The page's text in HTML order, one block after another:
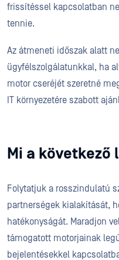
frissítéssel kapcsolatban
tennie.
Az átmeneti időszak alatt
ügyfélszolgálatunkkal, ha
motor cseréjét szeretné
IT környezetére szabott
Mi a következő
Folytatjuk a rosszindulatú
partnerségek kialakítását,
hatékonyságát. Maradjon
támogatott motorjainak
bejelentésekkel